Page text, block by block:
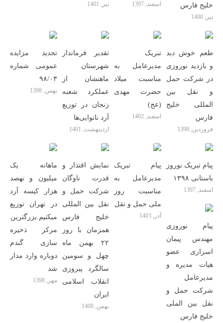
تیر, 1401 اسفند, 1397
خلیج فارس
تیر, 1400
تجدید مزایده
عمومی شماره
۹۸/۰۳
بهمن, 1398
تقدیر فرماندار
شهرستان
ماهنشان از
عملکرد شعبه
زنجان در توزیع
آرد نانوایی‌ها
اردیبهشت, 1401
تبریک
مدیرعامل به
مناسبت میلاد
حضرت مهدی
(عج)
اسفند, 1402
طعم خوش دید
و بازدید نوروزی
در شرکت حمل
و نقل بین
المللى خلیج
فارس
فروردین, 1398
ماهانه یک
میلیون و نهصد
هزار کیسه آرد
در تهران توزیع
میکنیم.بزرگترین
مرکز ذخیره
سازی گندم
دوباره وارد مدار
شد
مهر, 1398
نمایش اقتدار و
قدرت ناوگان
شرکت حمل و
نقل بین المللی
خلیج فارس
همزمان با روز
۲۲ بهمن ماه
چهل و سومین
سالگرد پیروزی
انقلاب اسلامی
ایران
بهمن, 1400
پیام تبریک
مدیرعامل به
مناسبت روز
ملی حمل و نقل
آذر, 1403
پیام تبریک نوروز
باستانی ۱۳۹۸
اسفند, 1397
پیام نوروزی
مهندس پیمان
اسراری عضو
هیات مدیره و
مدیرعامل
شرکت حمل و
نقل بین الملی
خلیج فارس